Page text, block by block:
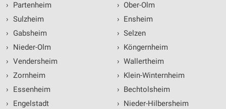
›
Partenheim
› Sulzheim
›
Gabsheim
›
Nieder-Olm
› Vendersheim
› Zornheim
›
Essenheim
›
Engelstadt
› Ober-Olm
› Ensheim
› Selzen
› Köngernheim
› Wallertheim
› Klein-Winternheim
› Bechtolsheim
› Nieder-Hilbersheim